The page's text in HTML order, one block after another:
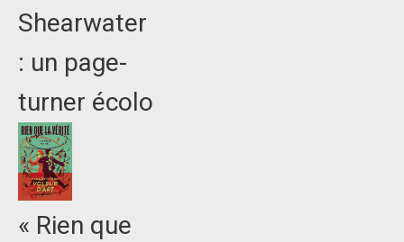
Shearwater
: un page-
turner écolo
« Rien que